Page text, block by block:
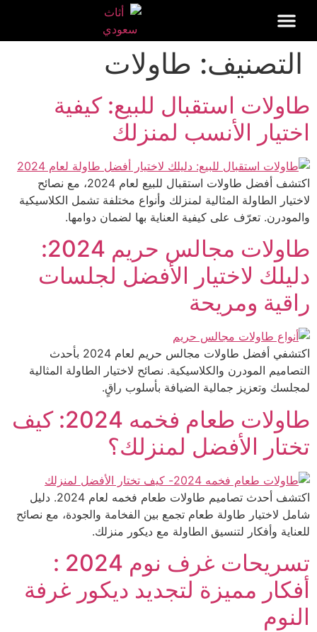
التصنيف: طاولات
طاولات استقبال للبيع: كيفية
اختيار الأنسب لمنزلك
اكتشف أفضل طاولات استقبال للبيع لعام 2024، مع نصائح
لاختيار الطاولة المثالية لمنزلك وأنواع مختلفة تشمل الكلاسيكية
والمودرن. تعرّف على كيفية العناية بها لضمان دوامها.
طاولات مجالس حريم 2024:
دليلك لاختيار الأفضل لجلسات
راقية ومريحة
اكتشفي أفضل طاولات مجالس حريم لعام 2024 بأحدث
التصاميم المودرن والكلاسيكية. نصائح لاختيار الطاولة المثالية
لمجلسك وتعزيز جمالية الضيافة بأسلوب راقٍ.
طاولات طعام فخمه 2024: كيف
تختار الأفضل لمنزلك؟
اكتشف أحدث تصاميم طاولات طعام فخمه لعام 2024. دليل
شامل لاختيار طاولة طعام تجمع بين الفخامة والجودة، مع نصائح
للعناية وأفكار لتنسيق الطاولة مع ديكور منزلك.
تسريحات غرف نوم 2024 :
أفكار مميزة لتجديد ديكور غرفة
النوم